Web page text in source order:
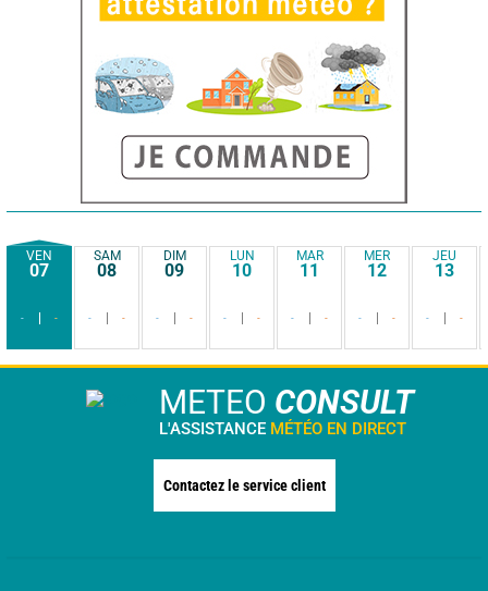
VEN
07
- -
SAM
08
- -
DIM
09
- -
LUN
10
- -
MAR
11
- -
MER
12
- -
JEU
13
- -
METEO CONSULT
L'ASSISTANCE MÉTÉO EN DIRECT
Contactez le service client